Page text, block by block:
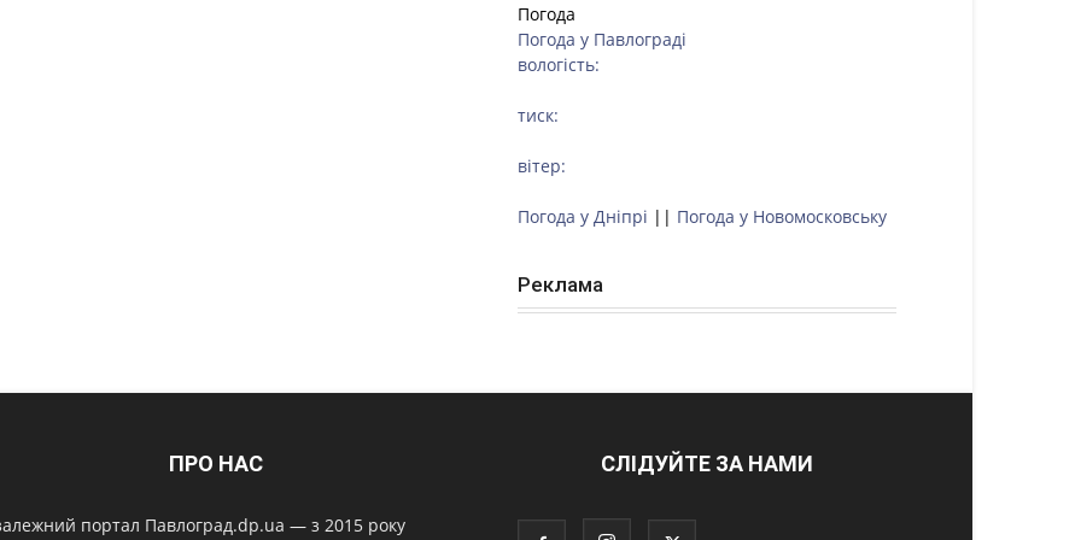
Погода
Погода у Павлограді
вологість:
тиск:
вітер:
Погода у Дніпрі || Погода у Новомосковську
Реклама
ПРО НАС
портал Павлоград.dp.ua — з 2015 року
СЛІДУЙТЕ ЗА НАМИ